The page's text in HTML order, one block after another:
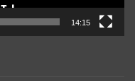
14:15